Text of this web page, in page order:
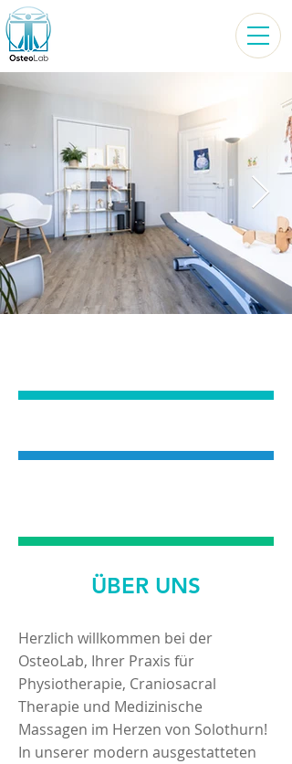
ÜBER UNS
Herzlich willkommen bei der
OsteoLab, Ihrer Praxis für
Physiotherapie, Craniosacral
Therapie und Medizinische
Massagen im Herzen von Solothurn!
In unserer modern ausgestatteten